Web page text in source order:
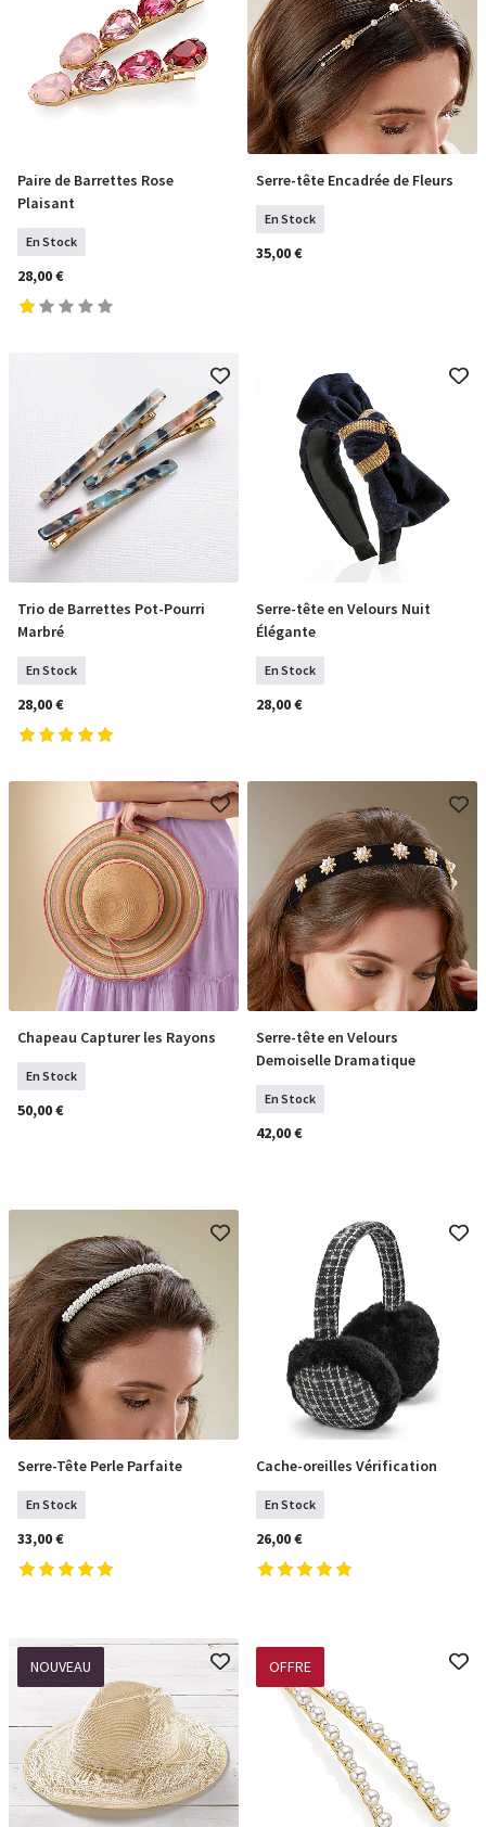
COMMANDER
Paire de Barrettes Rose
Plaisant
En Stock
28,00 €
COMMANDER
Serre-tête Encadrée de Fleurs
En Stock
35,00 €
COMMANDER
Trio de Barrettes Pot-Pourri
Marbré
En Stock
28,00 €
COMMANDER
Serre-tête en Velours Nuit
Élégante
En Stock
28,00 €
COMMANDER
Chapeau Capturer les Rayons
En Stock
50,00 €
COMMANDER
Serre-tête en Velours
Demoiselle Dramatique
En Stock
42,00 €
COMMANDER
Serre-Tête Perle Parfaite
En Stock
33,00 €
COMMANDER
Cache-oreilles Vérification
En Stock
26,00 €
NOUVEAU OFFRE